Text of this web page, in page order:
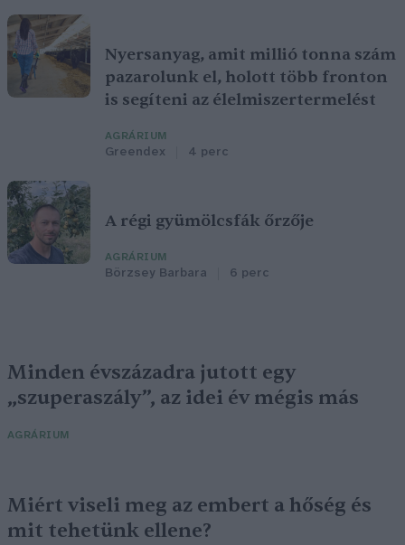
Nyersanyag, amit millió tonna szám
pazarolunk el, holott több fronton
is segíteni az élelmiszertermelést
AGRÁRIUM
Greendex 4 perc
A régi gyümölcsfák őrzője
AGRÁRIUM
Börzsey Barbara 6 perc
Minden évszázadra jutott egy
„szuperaszály”, az idei év mégis más
AGRÁRIUM
Miért viseli meg az embert a hőség és
mit tehetünk ellene?